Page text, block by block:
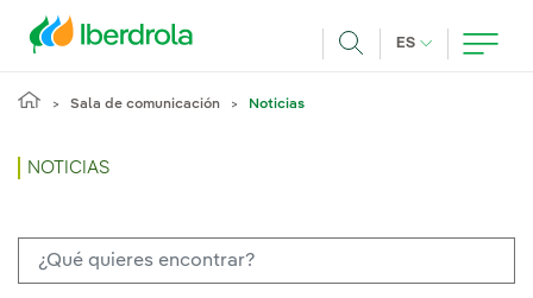
ES IDIOMA
Sala de comunicación Noticias
NOTICIAS